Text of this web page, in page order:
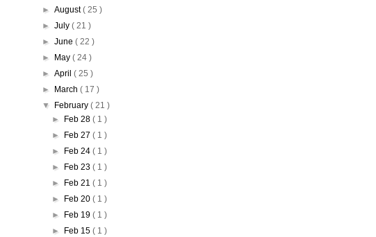
► August( 25 )
► July ( 21 )
► June ( 22 )
►
May ( 24 )
► April ( 25 )
►
March ( 17 )
▼
February ( 21 )
►
Feb 28( 1 )
►
Feb 27( 1 )
►
Feb 24( 1 )
►
Feb 23( 1 )
►
Feb 21( 1 )
►
Feb 20( 1 )
►
Feb 19( 1 )
►
Feb 15( 1 )